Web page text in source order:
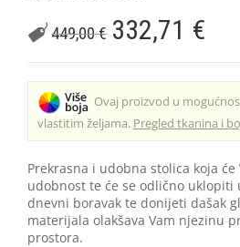
449,00€ 332,71 €
Ovaj proizvod u
vlastitim željama. Pregled tkanina i
Prekrasna i udobna stolica koja
udobnost te će se odlično uklopiti
dnevni boravak te donijeti dašak
materijala olakšava Vam njezinu
prostora.